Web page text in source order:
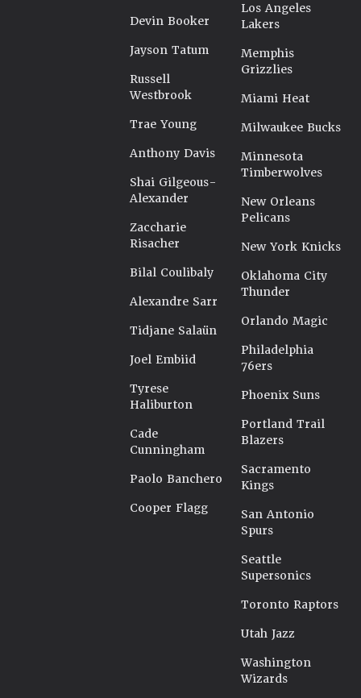
Devin Booker
Jayson Tatum
Russell
Westbrook
Trae Young
Anthony Davis
Shai Gilgeous-
Alexander
Zaccharie
Risacher
Bilal Coulibaly
Alexandre Sarr
Tidjane Salaün
Joel Embiid
Tyrese
Haliburton
Cade
Cunningham
Paolo Banchero
Cooper Flagg
Los Angeles
Lakers
Memphis
Grizzlies
Miami Heat
Milwaukee Bucks
Minnesota
Timberwolves
New Orleans
Pelicans
New York Knicks
Oklahoma City
Thunder
Orlando Magic
Philadelphia
76ers
Phoenix Suns
Portland Trail
Blazers
Sacramento
Kings
San Antonio
Spurs
Seattle
Supersonics
Toronto Raptors
Utah Jazz
Washington
Wizards